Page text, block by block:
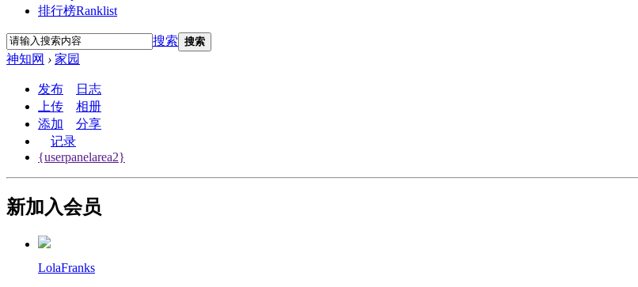
排行榜Ranklist
搜索 搜索
神知网 › 家园
发布
日志
上传
相册
添加
分享
记录
{userpanelarea2}
新加入会员
LolaFranks